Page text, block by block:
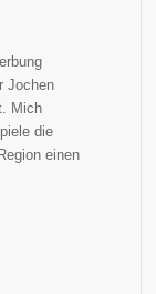
Jochen
Mich
die
einen